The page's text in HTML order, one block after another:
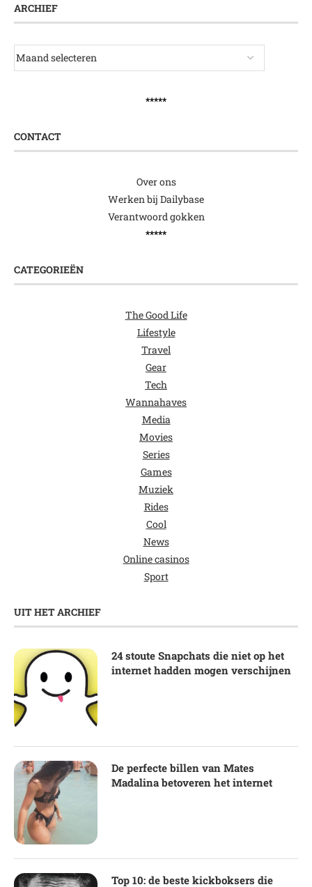
ARCHIEF
*****
CONTACT
Over ons
Werken bij Dailybase
Verantwoord gokken
*****
CATEGORIEËN
The Good Life
Lifestyle
Travel
Gear
Tech
Wannahaves
Media
Movies
Series
Games
Muziek
Rides
Cool
News
Online casinos
Sport
UIT HET ARCHIEF
24 stoute Snapchats die niet op het
internet hadden mogen verschijnen
De perfecte billen van Mates
Madalina betoveren het internet
Top 10: de beste kickboksers die